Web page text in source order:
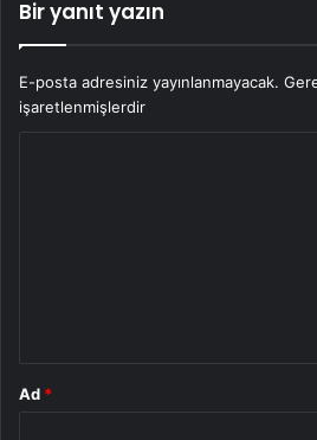
Bir yanıt yazın
E-posta adresiniz yayınlanmayacak.
işaretlenmişlerdir
Ad *